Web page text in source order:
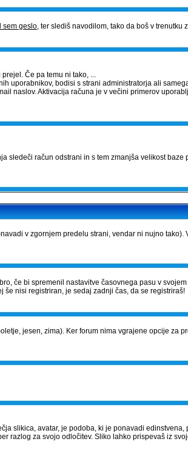
sem geslo, ter slediš navodilom, tako da boš v trenutku
Če pa temu ni tako, ...
uporabnikov, bodisi s strani administratorja ali
naslov. Aktivacija računa je v večini primerov
račun odstrani in s tem zmanjša velikost baze
v zgornjem predelu strani, vendar ni nujno tako).
če bi spremenil nastavitve časovnega pasu v
še nisi registriran, je sedaj zadnji čas, da se registriraš!
jesen, zima). Ker forum nima vgrajene opcije za
slikica, avatar, je podoba, ki je ponavadi
razlog za svojo odločitev. Sliko lahko prispevaš iz